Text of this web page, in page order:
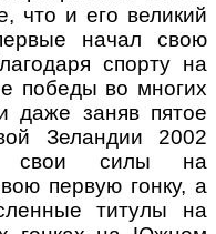
, что и его великий
начал свою
спорту на
победы во многих
даже заняв пятое
Зеландии 2002
свои силы на
первую гонку, а
титулы на